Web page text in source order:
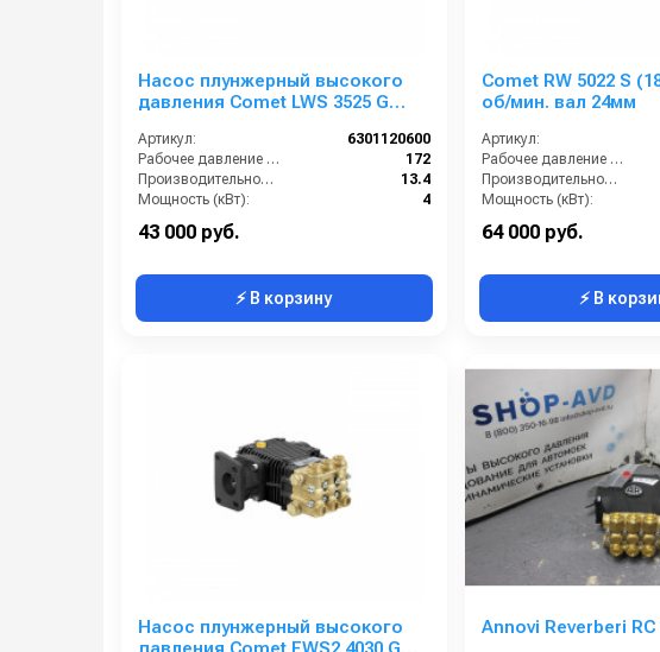
Насос плунжерный высокого
давления Comet LWS 3525 G
п.в. MITSUBISHI
Артикул:
6301120600
Рабочее давление (бар):
172
Производительность (л/мин):
13.4
Мощность (кВт):
4
43 000 руб.
⚡ В корзину
Comet RW 5022 S
об/мин. вал 24мм
Артикул:
Рабочее давление (бар):
Производительность (л/мин):
Мощность (кВт):
64 000 руб.
⚡ В
Насос плунжерный высокого
Annovi Reverberi RС